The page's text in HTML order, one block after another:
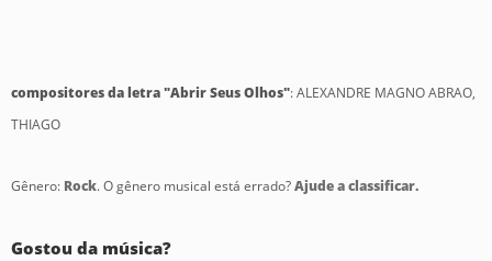
compositores da letra "Abrir Seus Olhos": ALEXANDRE MAGNO ABRAO,
THIAGO
Gênero: Rock. O gênero musical está errado?Ajude a classificar.
Gostou da música?